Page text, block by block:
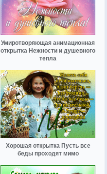
Умиротворяющая анимационная
открытка Нежности и душевного
тепла
Хорошая открытка Пусть все
беды проходят мимо